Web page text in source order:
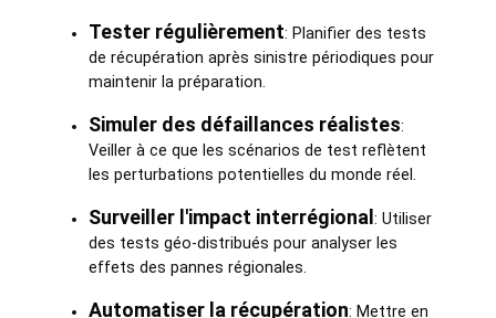
Tester régulièrement: Planifier des tests
de récupération après sinistre périodiques pour
maintenir la préparation.
Simuler des défaillances réalistes:
Veiller à ce que les scénarios de test reflètent
les perturbations potentielles du monde réel.
Surveiller l'impact interrégional : Utiliser
des tests géo-distribués pour analyser les
effets des pannes régionales.
Automatiser la récupération: Mettre en